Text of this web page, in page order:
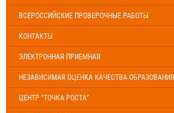
ВСЕРОССИЙСКИЕ ПРОВЕРОЧНЫЕ РАБОТЫ
КОНТАКТЫ
ЭЛЕКТРОННАЯ ПРИЕМНАЯ
НЕЗАВИСИМАЯ ОЦЕНКА КАЧЕСТВА ОБРАЗОВАНИЯ
ЦЕНТР "ТОЧКА РОСТА"